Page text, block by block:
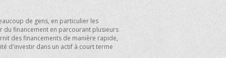
de gens, en particulier les
financement en parcourant plusieurs
des financements de manière rapide,
d'investir dans un actif à court terme